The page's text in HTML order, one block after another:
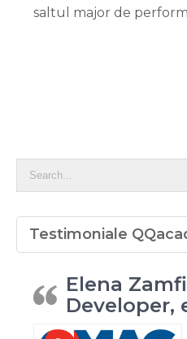
saltul major de
Testimoniale
Elena
Developer,